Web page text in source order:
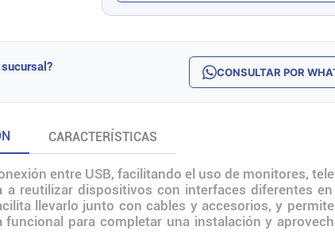
CONSULTAR POR
CARACTERÍSTICAS
entre USB, facilitando el uso de monitores,
reutilizar dispositivos con interfaces diferentes
llevarlo junto con cables y accesorios, y
para completar una instalación y